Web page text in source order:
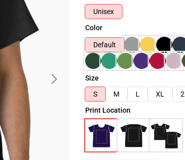
Unisex
Color
Default
Size
S
M L XL
Print Location